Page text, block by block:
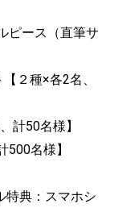
ピース（直筆サ
２種×各2名、
計50名様】
名様】
特典：スマホシ